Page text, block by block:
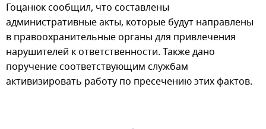
Гоцанюк сообщил, что составлены
административные акты, которые будут направлены
в правоохранительные органы для привлечения
нарушителей к ответственности. Также дано
поручение соответствующим службам
активизировать работу по пресечению этих фактов.